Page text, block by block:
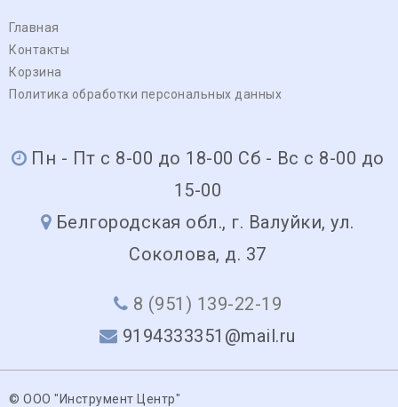
Главная
Контакты
Корзина
Политика обработки персональных данных
Пн - Пт с 8-00 до 18-00 Сб - Вс с 8-00 до
15-00
Белгородская обл., г. Валуйки, ул.
Соколова, д. 37
8 (951) 139-22-19
9194333351@mail.ru
© ООО "Инструмент Центр"